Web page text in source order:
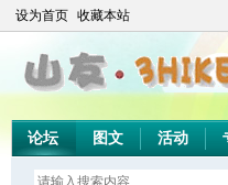
设为首页 收藏本站
论坛 图文 活动